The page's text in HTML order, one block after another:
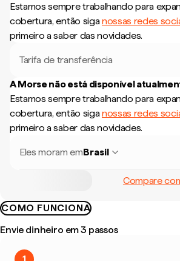
Estamos sempre trabalhando para
cobertura, então siganossas redes
primeiro a saber das novidades.
Tarifa de transferência
A Morse não está disponível
Estamos sempre trabalhando para
cobertura, então siganossas redes
primeiro a saber das novidades.
Eles moram emBrasil
Compare
COMO FUNCIONA
Envie dinheiro em 3 passos